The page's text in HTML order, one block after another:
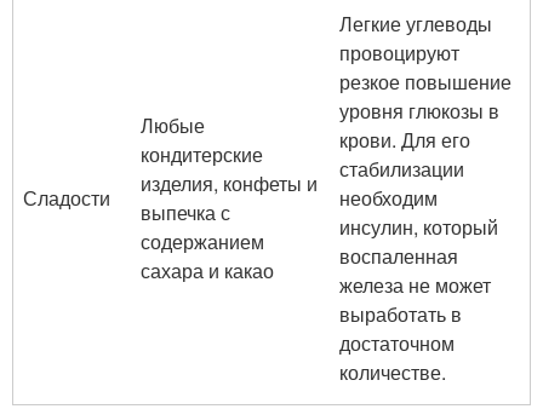
Сладости
Любые
кондитерские
изделия, конфеты и
выпечка с
содержанием
сахара и какао
Легкие углеводы
провоцируют
резкое повышение
уровня глюкозы в
крови. Для его
стабилизации
необходим
инсулин, который
воспаленная
железа не может
выработать в
достаточном
количестве.